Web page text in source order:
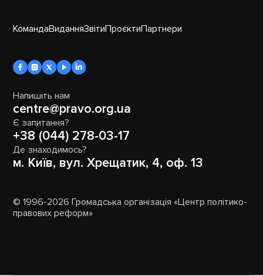
КомандаВиданняЗвітиПроєктиПартнери
Напишіть нам
centre@pravo.org.ua
Є запитання?
+38 (044) 278-03-17
Де знаходимось?
м. Київ, вул. Хрещатик, 4, оф. 13
© 1996-2026 Громадська організація «Центр політико-
правових реформ»